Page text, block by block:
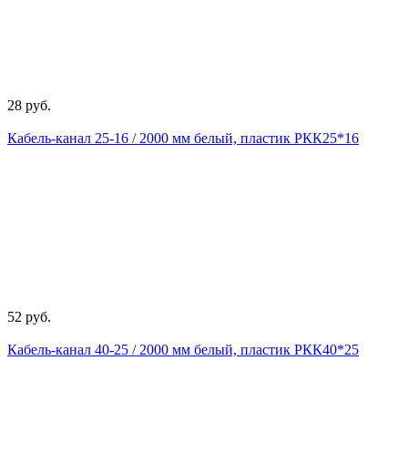
28 руб.
Кабель-канал 25-16 / 2000 мм белый, пластик РКК25*16
52 руб.
Кабель-канал 40-25 / 2000 мм белый, пластик РКК40*25